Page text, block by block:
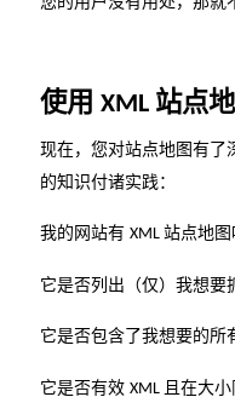
使用 XML 站点
现在，您对站点地图有了
的知识付诸实践：
我的网站有 XML 站点地图
它是否列出（仅）我想要
它是否包含了我想要的所
它是否有效 XML 且在大小